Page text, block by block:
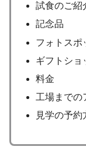
試食のご紹
記念品
フォトスポ
ギフトショ
料金
工場までの
見学の予約